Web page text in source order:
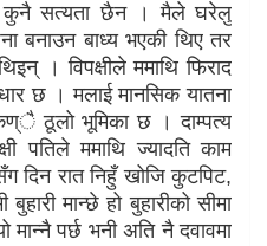
कुनै सत्यता छैन । मैले घरेलु
बनाउन बाध्य भएकी थिए तर
। विपक्षीले ममाथि फिराद
छ । मलाई मानसिक यातना
ठूलो भूमिका छ । दाम्पत्य
पतिले ममाथि ज्यादति काम
दिन रात निहुँ खोजि कुटपिट,
मान्छे हो बुहारीको सीमा
पर्छ भनी अति नै दवावमा